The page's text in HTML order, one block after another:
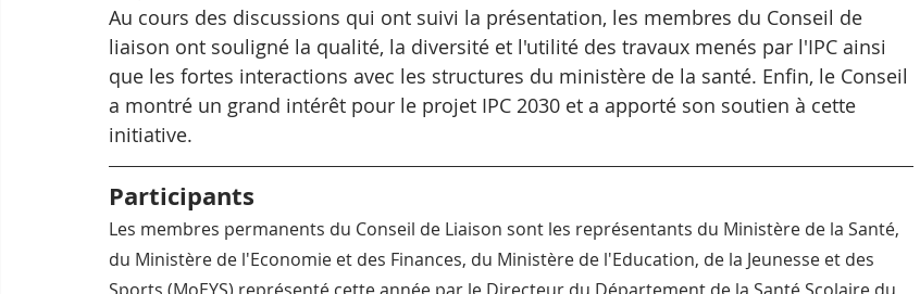
Au cours des discussions qui ont suivi la présentation, les membres du Conseil de
liaison ont souligné la qualité, la diversité et l'utilité des travaux menés par l'IPC ainsi
que les fortes interactions avec les structures du ministère de la santé. Enfin, le Conseil
a montré un grand intérêt pour le projet IPC 2030 et a apporté son soutien à cette
initiative.
Participants
Les membres permanents du Conseil de Liaison sont les représentants du Ministère de la Santé,
du Ministère de l'Economie et des Finances, du Ministère de l'Education, de la Jeunesse et des
Sports (MoEYS) représenté cette année par le Directeur du Département de la Santé Scolaire du